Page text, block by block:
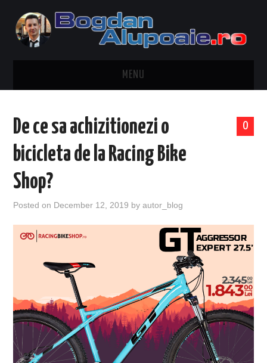
MENU
CONTACT
AUTOMOBILE
DRESS TO IMPRESS
TECH
BICICLETE
0
De ce sa achizitionezi o
bicicleta de la Racing Bike
Shop?
Posted on December 12, 2019 byautor_blog